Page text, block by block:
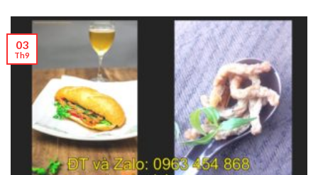
03
Th9